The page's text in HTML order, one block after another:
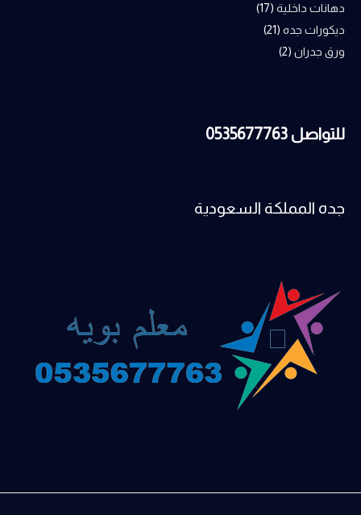
دهانات داخلية (17)
ديكورات جده (21)
ورق جدران (2)
للتواصل 0535677763
جده المملكة السعودية